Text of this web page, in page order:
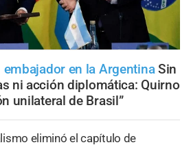
en la Argentina Sin
ni acción diplomática: Quirno
unilateral de Brasil”
eliminó el capítulo de